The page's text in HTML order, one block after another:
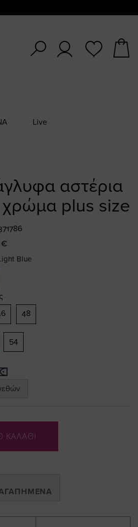
Live
αστέρια
plus size
Blue
48
54
ΚΑΛΑΘΙ